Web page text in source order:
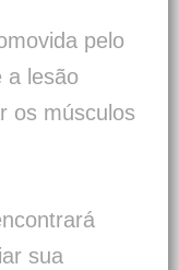
pelo
a lesão
os músculos
sua